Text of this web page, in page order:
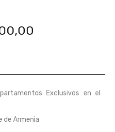
Exclusivos en el
de Armenia